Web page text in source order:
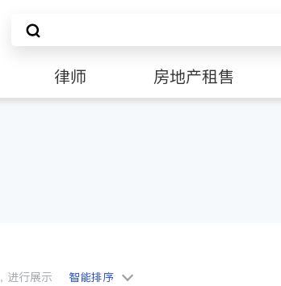
律师 房地产租售
进行展示 智能排序